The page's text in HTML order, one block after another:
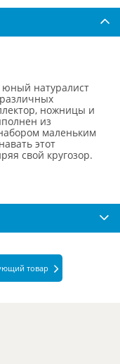
натуралист
ножницы и
из
маленьким
этот
свой кругозор.
товар